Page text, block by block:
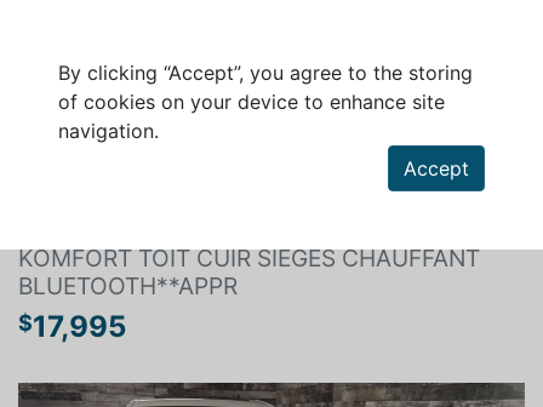
By clicking “Accept”, you agree to the storing
of cookies on your device to enhance site
navigation.
Accept
KOMFORT TOIT CUIR SIEGES CHAUFFANT
BLUETOOTH**APPR
$17,995